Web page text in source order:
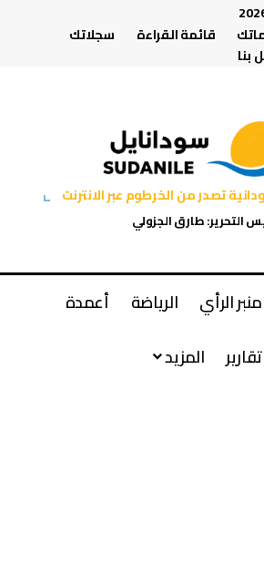
قائمة القراءة
سجلاتك
بنا
تصدر من الخرطوم عبر الانترنت
التحرير: طارق الجزولي
منبر الرأي الرياضة
أعمدة
تقارير المزيد